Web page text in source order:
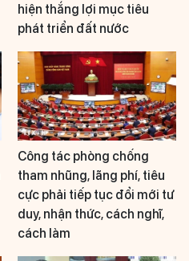
hiện thắng lợi mục tiêu
phát triển đất nước
Công tác phòng chống
tham nhũng, lãng phí, tiêu
cực phải tiếp tục đổi mới tư
duy, nhận thức, cách nghĩ,
cách làm